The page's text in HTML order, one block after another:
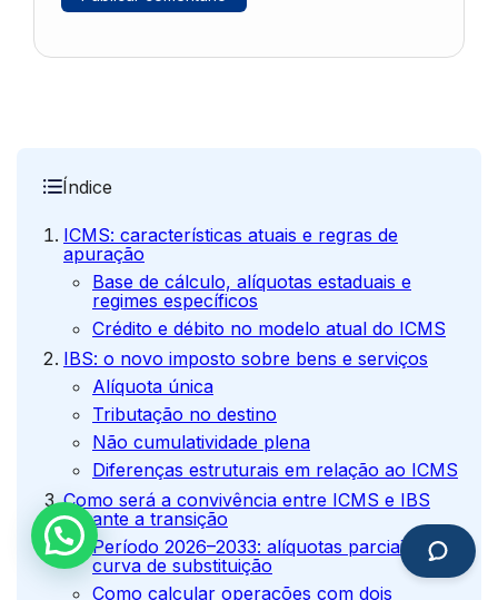
Índice
ICMS: características atuais e regras de
apuração
Base de cálculo, alíquotas estaduais e
regimes específicos
Crédito e débito no modelo atual do ICMS
IBS: o novo imposto sobre bens e serviços
Alíquota única
Tributação no destino
Não cumulatividade plena
Diferenças estruturais em relação ao ICMS
Como será a convivência entre ICMS e IBS
durante a transição
Período 2026–2033: alíquotas parciais e
curva de substituição
Como calcular operações com dois